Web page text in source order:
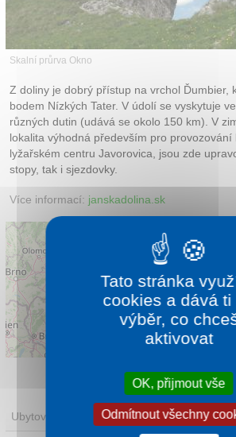
Skalní průrva Okno
Z doliny je dobrý přístup na vrchol Ďumbier,
bodem Nízkých Tater. V údolí se vyskytuje
různých dutin (udává se okolo 150 km). V
lokalita výhodná především pro
lyžařském centru Javorovica, jsou zde
stopy, tak i sjezdovky.
Více informací: janskadolina.sk
Ubytování
Tato stránka
cookies a dává ti
výběr, co
aktivovat
OK, přijmout vše
Odmítnout všechny